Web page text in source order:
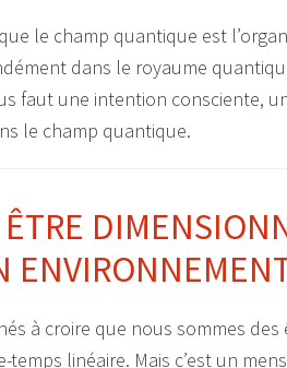
le champ quantique est
dans le royaume
faut une intention consciente,
le champ quantique.
à croire que nous sommes
temps linéaire. Mais c’est un